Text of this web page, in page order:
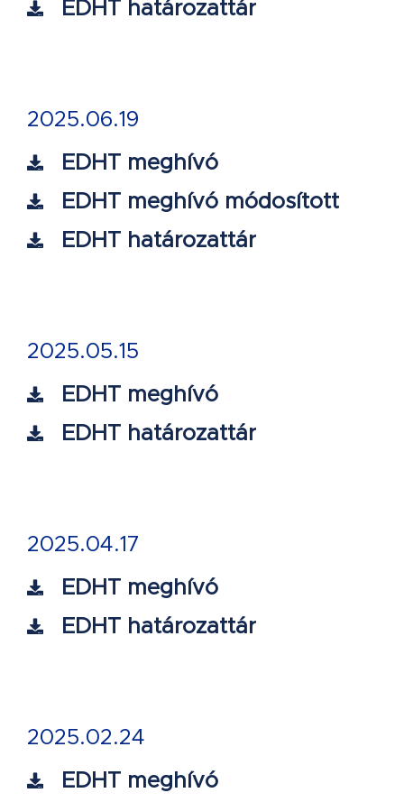
EDHT határozattár
2025.06.19
EDHT meghívó
EDHT meghívó módosított
EDHT határozattár
2025.05.15
EDHT meghívó
EDHT határozattár
2025.04.17
EDHT meghívó
EDHT határozattár
2025.02.24
EDHT meghívó